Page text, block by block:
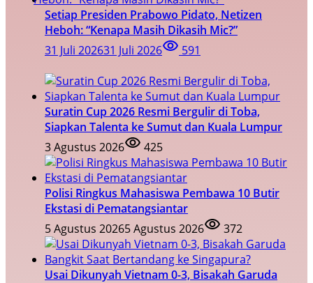
Setiap Presiden Prabowo Pidato, Netizen
Heboh: “Kenapa Masih Dikasih Mic?”
31 Juli 202631 Juli 2026 591
Suratin Cup 2026 Resmi Bergulir di Toba,
Siapkan Talenta ke Sumut dan Kuala Lumpur
3 Agustus 2026
425
Polisi Ringkus Mahasiswa Pembawa 10 Butir
Ekstasi di Pematangsiantar
5 Agustus 20265 Agustus 2026 372
Usai Dikunyah Vietnam 0-3, Bisakah Garuda